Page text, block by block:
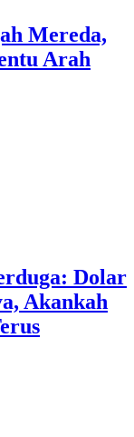
Mereda,
Arah
Dolar
Akankah